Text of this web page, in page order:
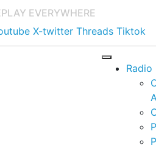
PLAY EVERYWHERE
X-twitter Threads Tiktok
Radio